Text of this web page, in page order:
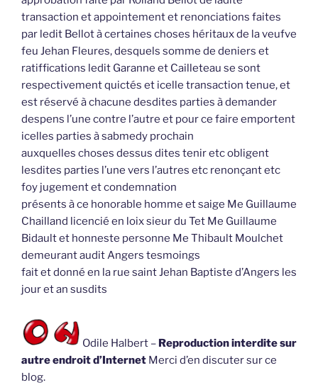
transaction et appointement et renonciations faites
par ledit Bellot à certaines choses héritaux de la veufve
feu Jehan Fleures, desquels somme de deniers et
ratiffications ledit Garanne et Cailleteau se sont
respectivement quictés et icelle transaction tenue, et
est réservé à chacune desdites parties à demander
despens l’une contre l’autre et pour ce faire emportent
icelles parties à sabmedy prochain
auxquelles choses dessus dites tenir etc obligent
lesdites parties l’une vers l’autres etc renonçant etc
foy jugement et condemnation
présents à ce honorable homme et saige Me Guillaume
Chailland licencié en loix sieur du Tet Me Guillaume
Bidault et honneste personne Me Thibault Moulchet
demeurant audit Angers tesmoings
fait et donné en la rue saint Jehan Baptiste d’Angers les
jour et an susdits
Odile Halbert – Reproduction interdite sur
autre endroit d’Internet Merci d’en discuter sur ce
blog.